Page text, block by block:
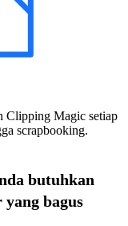
Clipping Magic setiap
scrapbooking.
butuhkan
bagus